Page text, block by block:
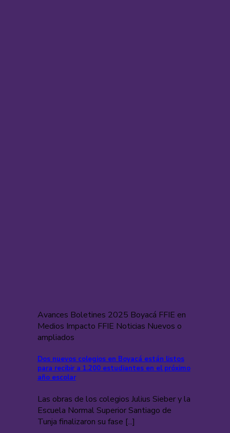
Avances Boletines 2025 Boyacá FFIE en
Medios Impacto FFIE Noticias Nuevos o
ampliados
Dos nuevos colegios en Boyacá están listos
para recibir a 1.200 estudiantes en el próximo
año escolar
Las obras de los colegios Julius Sieber y la
Escuela Normal Superior Santiago de
Tunja finalizaron su fase [...]